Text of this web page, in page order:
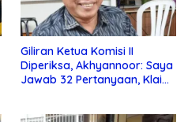
Giliran Ketua Komisi II
Diperiksa, Akhyannoor: Saya
Jawab 32 Pertanyaan, Klaim